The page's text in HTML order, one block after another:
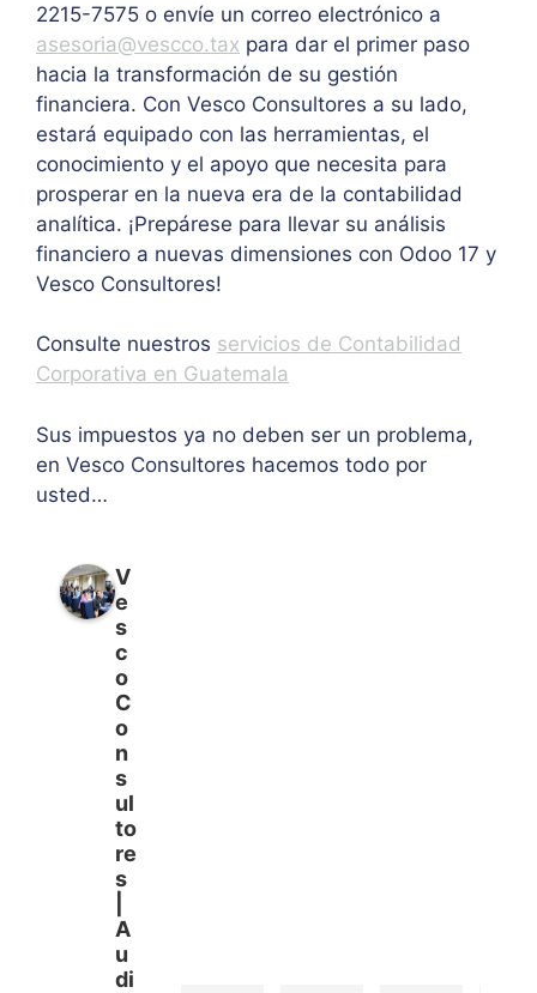
2215-7575 o envíe un correo electrónico a
asesoria@vescco.tax para dar el primer paso
hacia la transformación de su gestión
financiera. Con Vesco Consultores a su lado,
estará equipado con las herramientas, el
conocimiento y el apoyo que necesita para
prosperar en la nueva era de la contabilidad
analítica. ¡Prepárese para llevar su análisis
financiero a nuevas dimensiones con Odoo 17 y
Vesco Consultores!
Consulte nuestros servicios de Contabilidad
Corporativa en Guatemala
Sus impuestos ya no deben ser un problema,
en Vesco Consultores hacemos todo por
usted…
V
e
s
c
o
C
o
n
s
ul
to
re
s
A
u
di